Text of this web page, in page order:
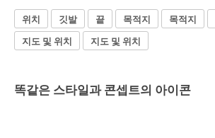
위치 깃발 끝 목적지 목적지
지도 및 위치
지도 및 위치
똑같은 스타일과 콘셉트의 아이콘